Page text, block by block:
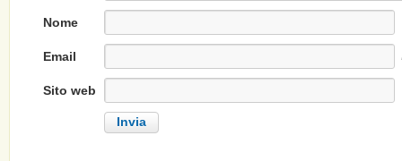
Nome
Email
Sito web